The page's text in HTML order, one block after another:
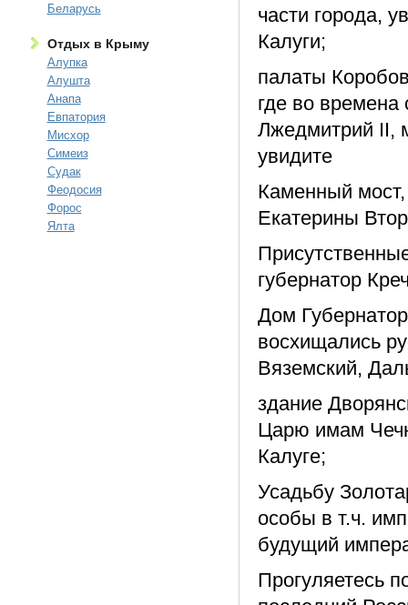
Беларусь
Отдых в Крыму
Алупка
Алушта
Анапа
Евпатория
Мисхор
Симеиз
Судак
Феодосия
Форос
Ялта
части города,
Калуги;
палаты
где во
Лжедмитрий II,
увидите
Каменный
Екатерины
губернатор
Дом
восхищались
Вяземский,
здание
Царю имам
Калуге;
Усадьбу
особы в т.ч.
будущий
Прогуляетесь